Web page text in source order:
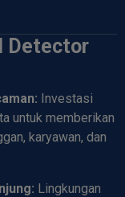
Detector
Investasi
untuk memberikan
karyawan, dan
Lingkungan